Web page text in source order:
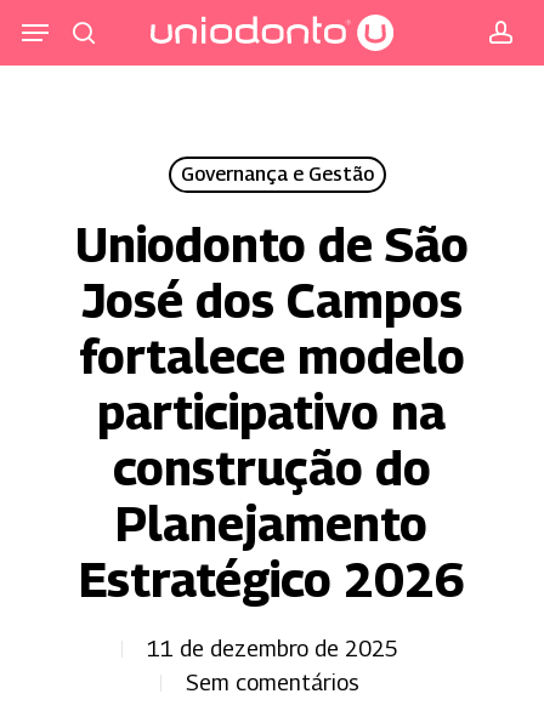
para
Menu
Governança e Gestão
Uniodonto de São
José dos Campos
fortalece modelo
participativo na
construção do
Planejamento
Estratégico 2026
11 de dezembro de 2025
Sem comentários